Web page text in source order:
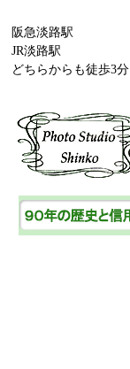
阪急淡路駅
JR淡路駅
どちらからも徒歩3分